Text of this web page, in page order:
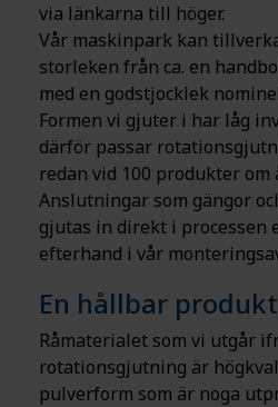
via länkarna till höger.
Vår maskinpark kan
storleken från ca. en
med en godstjocklek
Formen vi gjuter i har låg
därför passar
redan vid 100 produkter om
Anslutningar som gängor
gjutas in direkt i processen
efterhand i vår
En hållbar produkt
Råmaterialet som vi utgår
rotationsgjutning är
pulverform som är noga